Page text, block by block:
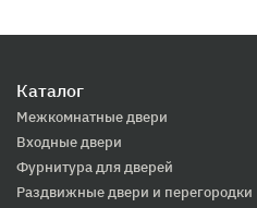
Каталог
Межкомнатные двери
Входные двери
Фурнитура для дверей
Раздвижные двери и перегородки